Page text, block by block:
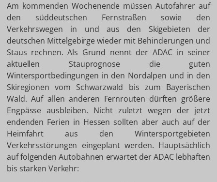
Am kommenden Wochenende müssen Autofahrer auf
den süddeutschen Fernstraßen sowie den
Verkehrswegen in und aus den Skigebieten der
deutschen Mittelgebirge wieder mit Behinderungen und
Staus rechnen. Als Grund nennt der ADAC in seiner
aktuellen Stauprognose die guten
Wintersportbedingungen in den Nordalpen und in den
Skiregionen vom Schwarzwald bis zum Bayerischen
Wald. Auf allen anderen Fernrouten dürften größere
Engpässe ausbleiben. Nicht zuletzt wegen der jetzt
endenden Ferien in Hessen sollten aber auch auf der
Heimfahrt aus den Wintersportgebieten
Verkehrsstörungen eingeplant werden. Hauptsächlich
auf folgenden Autobahnen erwartet der ADAC lebhaften
bis starken Verkehr: